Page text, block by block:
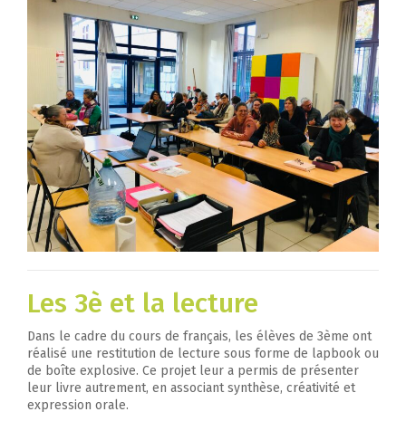
Les 3è et la lecture
Dans le cadre du cours de français, les élèves de 3ème ont
réalisé une restitution de lecture sous forme de lapbook ou
de boîte explosive. Ce projet leur a permis de présenter
leur livre autrement, en associant synthèse, créativité et
expression orale.